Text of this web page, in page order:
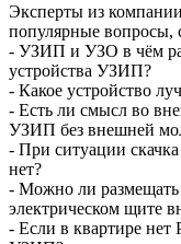
Эксперты из
популярные
- УЗИП и УЗО в чём
устройства УЗИП?
- Какое устройство
- Есть ли смысл во
УЗИП без внешней
- При ситуации
нет?
- Можно ли
электрическом щите
- Если в квартире